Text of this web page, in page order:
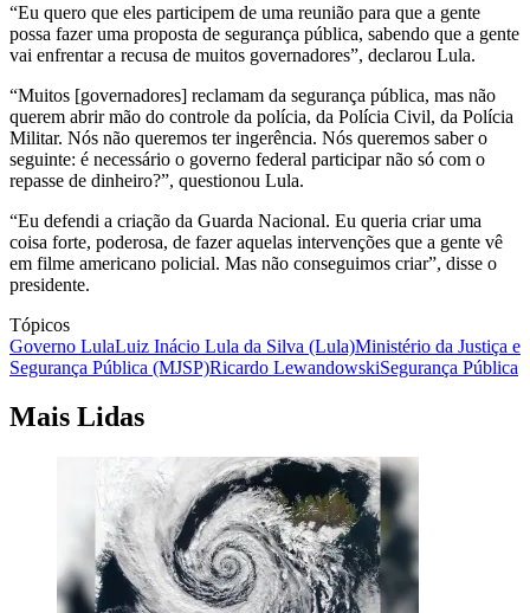
“Eu quero que eles participem de uma reunião para que a gente
possa fazer uma proposta de segurança pública, sabendo que a gente
vai enfrentar a recusa de muitos governadores”, declarou Lula.
“Muitos [governadores] reclamam da segurança pública, mas não
querem abrir mão do controle da polícia, da Polícia Civil, da Polícia
Militar. Nós não queremos ter ingerência. Nós queremos saber o
seguinte: é necessário o governo federal participar não só com o
repasse de dinheiro?”, questionou Lula.
“Eu defendi a criação da Guarda Nacional. Eu queria criar uma
coisa forte, poderosa, de fazer aquelas intervenções que a gente vê
em filme americano policial. Mas não conseguimos criar”, disse o
presidente.
Tópicos
Governo LulaLuiz Inácio Lula da Silva (Lula)Ministério da Justiça e
Segurança Pública (MJSP)Ricardo LewandowskiSegurança Pública
Mais Lidas